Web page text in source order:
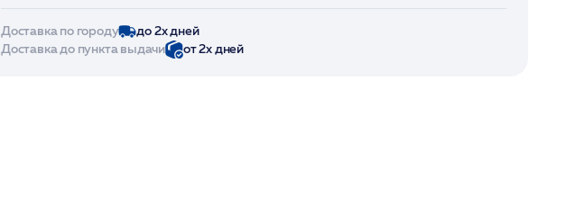
Доставка по городу
до 2х дней
Доставка до пункта выдачи
от 2х дней